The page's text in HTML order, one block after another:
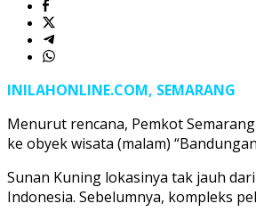
INILAHONLINE.COM, SEMARANG
Menurut rencana, Pemkot
ke obyek wisata (malam)
Sunan Kuning lokasinya tak jauh
Indonesia. Sebelumnya, kompleks